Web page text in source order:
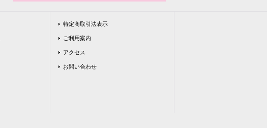
特定商取引法表示
ご利用案内
アクセス
お問い合わせ